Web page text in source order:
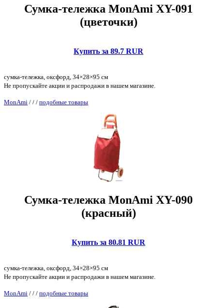
Сумка-тележка MonAmi XY-091
(цветочки)
Купить за 89.7 RUR
сумка-тележка, оксфорд, 34×28×95 см
Не пропускайте акции и распродажи в нашем магазине.
MonAmi / / / подобные товары
Сумка-тележка MonAmi XY-090
(красный)
Купить за 80.81 RUR
сумка-тележка, оксфорд, 34×28×95 см
Не пропускайте акции и распродажи в нашем магазине.
MonAmi / / / подобные товары